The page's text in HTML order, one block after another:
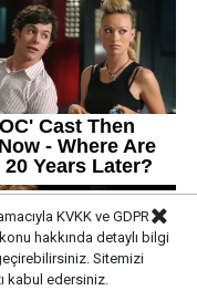
KVKK ve GDPR
hakkında detaylı bilgi
Sitemizi
kabul edersiniz.